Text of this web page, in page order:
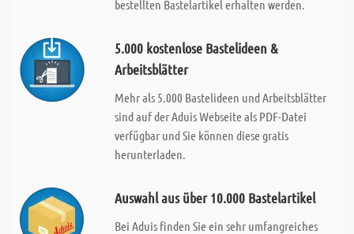
bestellten Bastelartikel erhalten werden.
5.000 kostenlose Bastelideen &
Arbeitsblätter
Mehr als 5.000 Bastelideen und Arbeitsblätter
sind auf der Aduis Webseite als PDF-Datei
verfügbar und Sie können diese gratis
herunterladen.
Auswahl aus über 10.000 Bastelartikel
Bei Aduis finden Sie ein sehr umfangreiches